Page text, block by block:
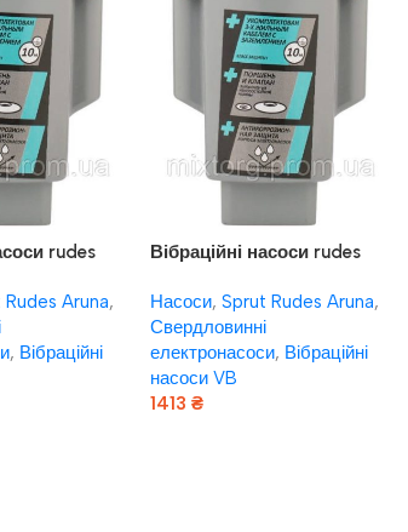
rudes
Aruna,
, Вібраційні
Вібраційні насоси rudes
кабель 20м
Насоси, Sprut Rudes Aruna,
Свердловинні
електронасоси, Вібраційні
насоси VB
1413 ₴